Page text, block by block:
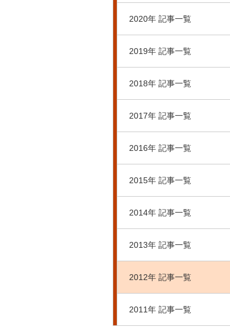
2020年 記事一覧
2019年 記事一覧
2018年 記事一覧
2017年 記事一覧
2016年 記事一覧
2015年 記事一覧
2014年 記事一覧
2013年 記事一覧
2012年 記事一覧
2011年 記事一覧